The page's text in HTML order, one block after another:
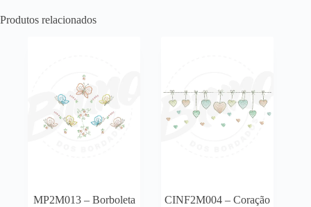
Produtos relacionados
MP2M013 – Borboleta
CINF2M004 – Coração